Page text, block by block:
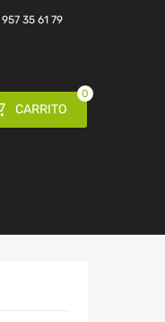
957 35 61 79
CARRITO
0